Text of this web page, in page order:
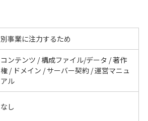
別事業に注力するため
コンテンツ / 構成ファイル/データ / 著作
権 / ドメイン / サーバー契約 / 運営マニュ
アル
なし